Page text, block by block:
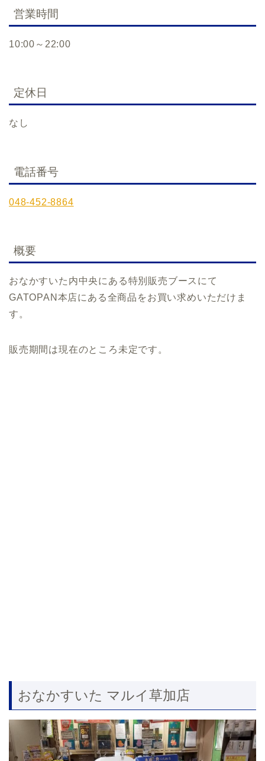
営業時間
10:00～22:00
定休日
なし
電話番号
048-452-8864
概要
おなかすいた内中央にある特別販売ブースにて
GATOPAN本店にある全商品をお買い求めいただけま
す。
販売期間は現在のところ未定です。
おなかすいた マルイ草加店